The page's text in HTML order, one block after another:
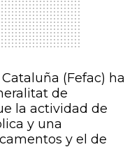
(Fefac) ha
de
la actividad de
y una
y el de